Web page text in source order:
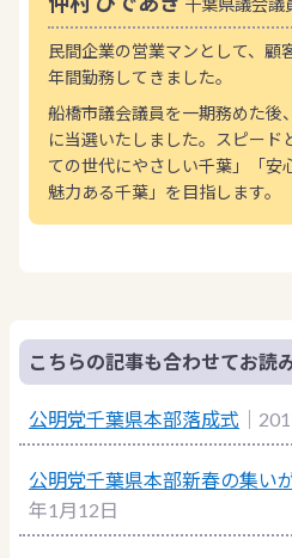
千葉県議会議
民間企業の営業マンとして、顧
年間勤務してきました。
船橋市議会議員を一期務めた後
に当選いたしました。スピード
ての世代にやさしい千葉」「安
魅力ある千葉」を目指します。
こちらの記事も合わせてお読
公明党千葉県本部落成式 ｜
公明党千葉県本部新春の集い
年1月12日